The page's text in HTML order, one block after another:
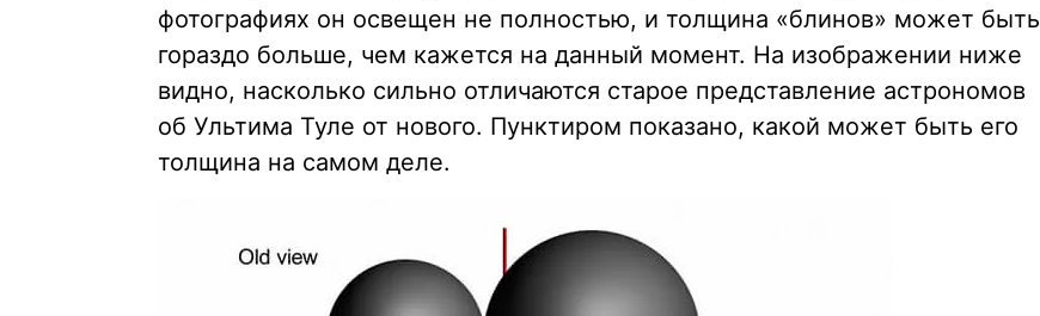
фотографиях он освещен не полностью, и толщина «блинов» может быть
гораздо больше, чем кажется на данный момент. На изображении ниже
видно, насколько сильно отличаются старое представление астрономов
об Ультима Туле от нового. Пунктиром показано, какой может быть его
толщина на самом деле.